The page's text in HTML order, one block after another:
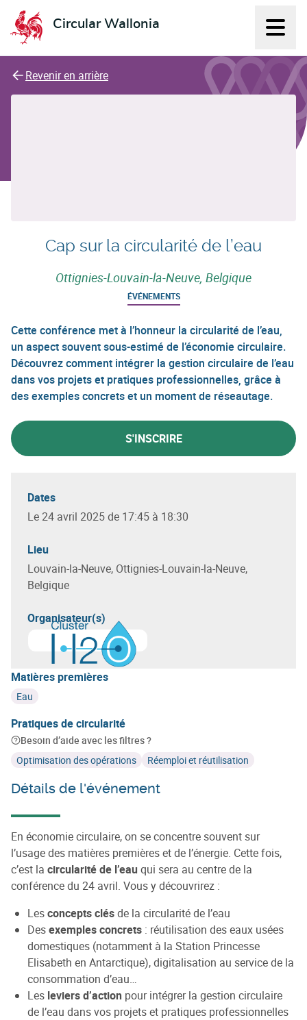
Circular Wallonia
L'économie circulaire
Revenir en arrière
Cap sur la circularité de l’eau
Ottignies-Louvain-la-Neuve, Belgique
ÉVÉNEMENTS
Cette conférence met à l’honneur la circularité de l’eau,
un aspect souvent sous-estimé de l’économie circulaire.
Découvrez comment intégrer la gestion circulaire de l’eau
dans vos projets et pratiques professionnelles, grâce à
des exemples concrets et un moment de réseautage.
S'INSCRIRE
Dates
Le 24 avril 2025 de 17:45 à 18:30
Lieu
Louvain-la-Neuve, Ottignies-Louvain-la-Neuve,
Belgique
Organisateur(s)
En savoir plus sur Cluster H2O
Matières premières
Eau
Pratiques de circularité
Besoin d’aide avec les filtres ?
Optimisation des opérations
Réemploi et réutilisation
Détails de l'événement
En économie circulaire, on se concentre souvent sur
l’usage des matières premières et de l’énergie. Cette fois,
c’est la circularité de l’eau qui sera au centre de la
conférence du 24 avril. Vous y découvrirez :
Lesconcepts clésde la circularité de l’eau
Desexemples concrets : réutilisation des eaux usées
domestiques (notamment à la Station Princesse
Elisabeth en Antarctique), digitalisation au service de la
consommation d’eau…
Les leviers d’action pour intégrer la gestion circulaire
de l’eau dans vos projets et pratiques professionnelles